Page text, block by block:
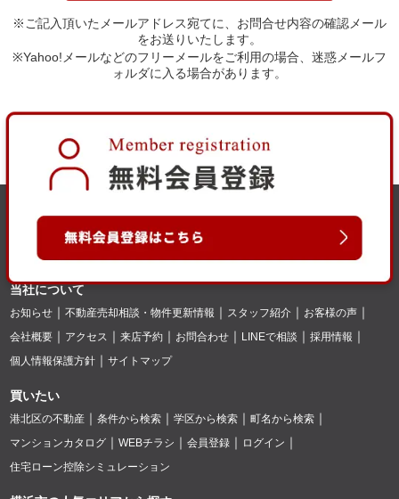
※ご記入頂いたメールアドレス宛てに、お問合せ内容の確認メール
をお送りいたします。
※Yahoo!メールなどのフリーメールをご利用の場合、迷惑メールフ
ォルダに入る場合があります。
当社について
お知らせ 不動産売却相談・物件更新情報 スタッフ紹介
お客様の声
会社概要
アクセス 来店予約 お問合わせ LINEで相談
採用情報
個人情報保護方針
サイトマップ
買いたい
港北区の不動産 条件から検索 学区から検索
町名から検索
マンションカタログ
WEBチラシ 会員登録
ログイン
住宅ローン控除シミュレーション